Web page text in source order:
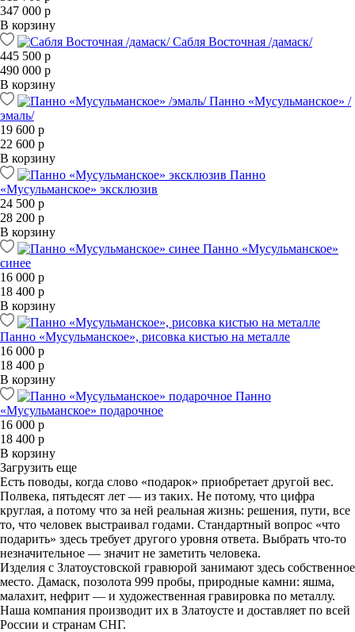
347 000 р
В корзину
Сабля Восточная /дамаск/
445 500 р
490 000 р
В корзину
Панно «Мусульманское» /
эмаль/
19 600 р
22 600 р
В корзину
Панно
«Мусульманское» эксклюзив
24 500 р
28 200 р
В корзину
Панно «Мусульманское»
синее
16 000 р
18 400 р
В корзину
Панно «Мусульманское», рисовка кистью на металле
16 000 р
18 400 р
В корзину
Панно
«Мусульманское» подарочное
16 000 р
18 400 р
В корзину
Загрузить еще
Есть поводы, когда слово «подарок» приобретает другой вес.
Полвека, пятьдесят лет — из таких. Не потому, что цифра
круглая, а потому что за ней реальная жизнь: решения, пути, все
то, что человек выстраивал годами. Стандартный вопрос «что
подарить» здесь требует другого уровня ответа. Выбрать что-то
незначительное — значит не заметить человека.
Изделия с Златоустовской гравюрой занимают здесь собственное
место. Дамаск, позолота 999 пробы, природные камни: яшма,
малахит, нефрит — и художественная гравировка по металлу.
Наша компания производит их в Златоусте и доставляет по всей
России и странам СНГ.